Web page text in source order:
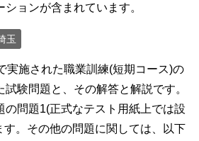
ョンが含まれています。
玉
実施された職業訓練(短期コース)の
験問題と、その解答と解説です。
の問題1(正式なテスト用紙上では設
す。その他の問題に関しては、以下